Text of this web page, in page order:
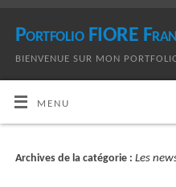
Portfolio FIORE
BIENVENUE SUR MON
MENU
Archives de la catégorie : Les